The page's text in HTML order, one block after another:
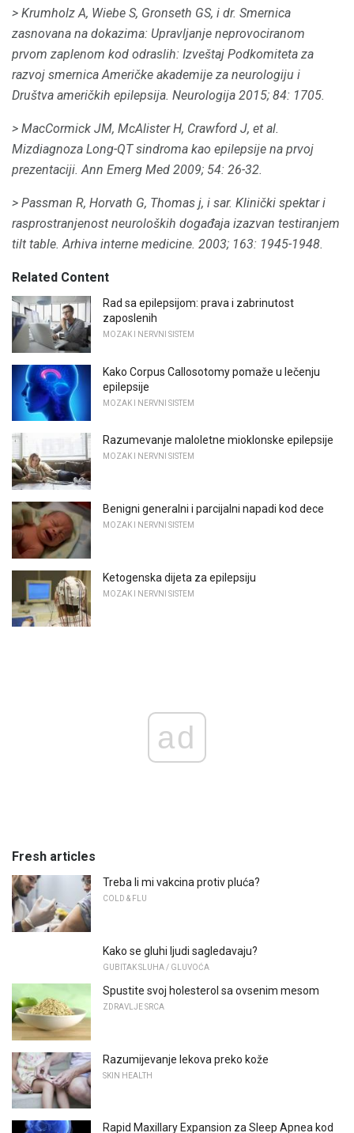
> Krumholz A, Wiebe S, Gronseth GS, i dr. Smernica
zasnovana na dokazima: Upravljanje neprovociranom
prvom zaplenom kod odraslih: Izveštaj Podkomiteta za
razvoj smernica Američke akademije za neurologiju i
Društva američkih epilepsija. Neurologija 2015; 84: 1705.
> MacCormick JM, McAlister H, Crawford J, et al.
Mizdiagnoza Long-QT sindroma kao epilepsije na prvoj
prezentaciji. Ann Emerg Med 2009; 54: 26-32.
> Passman R, Horvath G, Thomas j, i sar. Klinički spektar i
rasprostranjenost neuroloških događaja izazvan testiranjem
tilt table. Arhiva interne medicine. 2003; 163: 1945-1948.
Related Content
Rad sa epilepsijom: prava i zabrinutost
zaposlenih
MOZAK I NERVNI SISTEM
Kako Corpus Callosotomy pomaže u lečenju
epilepsije
MOZAK I NERVNI SISTEM
Razumevanje maloletne mioklonske epilepsije
MOZAK I NERVNI SISTEM
Benigni generalni i parcijalni napadi kod dece
MOZAK I NERVNI SISTEM
Ketogenska dijeta za epilepsiju
MOZAK I NERVNI SISTEM
ad
Fresh articles
Treba li mi vakcina protiv pluća?
COLD & FLU
Kako se gluhi ljudi sagledavaju?
GUBITAK SLUHA / GLUVOĆA
Spustite svoj holesterol sa ovsenim mesom
ZDRAVLJE SRCA
Razumijevanje lekova preko kože
SKIN HEALTH
Rapid Maxillary Expansion za Sleep Apnea kod